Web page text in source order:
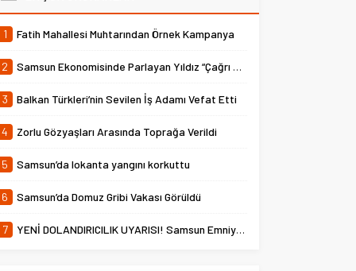
1 Fatih Mahallesi Muhtarından Örnek Kampanya
2 Samsun Ekonomisinde Parlayan Yıldız “Çağrı Temper”
3 Balkan Türkleri’nin Sevilen İş Adamı Vefat Etti
4 Zorlu Gözyaşları Arasında Toprağa Verildi
5 Samsun’da lokanta yangını korkuttu
6 Samsun’da Domuz Gribi Vakası Görüldü
7 YENİ DOLANDIRICILIK UYARISI! Samsun Emniyet Müdürlüğü Uyardı